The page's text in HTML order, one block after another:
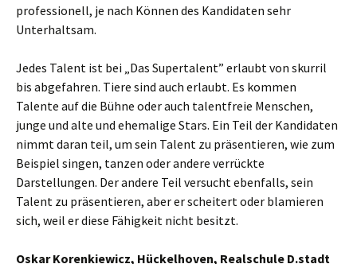
professionell, je nach Können des Kandidaten sehr
Unterhaltsam.
Jedes Talent ist bei „Das Supertalent” erlaubt von skurril
bis abgefahren. Tiere sind auch erlaubt. Es kommen
Talente auf die Bühne oder auch talentfreie Menschen,
junge und alte und ehemalige Stars. Ein Teil der Kandidaten
nimmt daran teil, um sein Talent zu präsentieren, wie zum
Beispiel singen, tanzen oder andere verrückte
Darstellungen. Der andere Teil versucht ebenfalls, sein
Talent zu präsentieren, aber er scheitert oder blamieren
sich, weil er diese Fähigkeit nicht besitzt.
Oskar Korenkiewicz, Hückelhoven, Realschule D.stadt